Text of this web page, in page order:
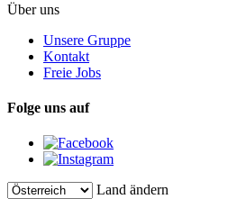
Über uns
Unsere Gruppe
Kontakt
Freie Jobs
Folge uns auf
Land ändern